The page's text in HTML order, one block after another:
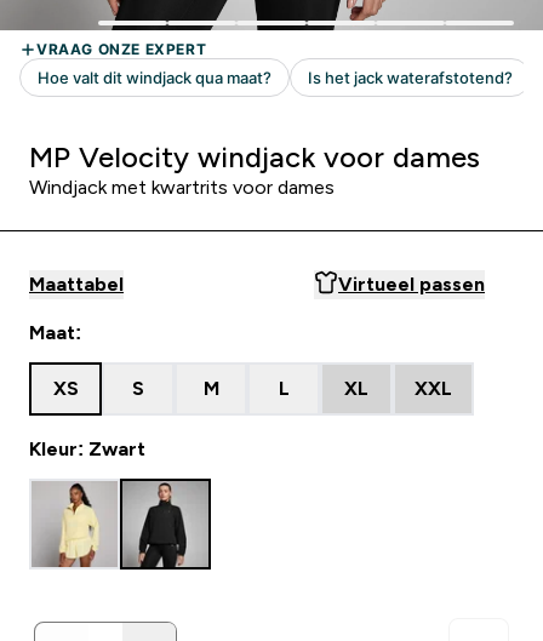
MP Velocity windjack voor dames
Windjack met kwartrits voor dames
Maattabel Virtueel passen
Maat:
XS S M L XL XXL
Kleur: Zwart